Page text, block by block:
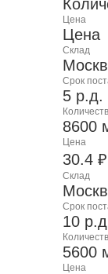
Цена
Цена
Склад
Срок
5 р.д.
8600
Цена
30.4
Склад
Срок
10
5600
Цена